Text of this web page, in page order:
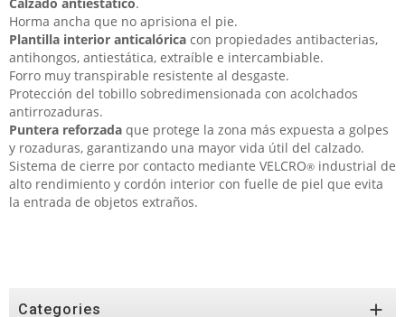
Horma ancha que no aprisiona el pie.
Plantilla interior anticalórica con propiedades antibacterias,
antihongos, antiestática, extraíble e intercambiable.
Forro muy transpirable resistente al desgaste.
Protección del tobillo sobredimensionada con acolchados
antirrozaduras.
Puntera reforzada que protege la zona más expuesta a golpes
y rozaduras, garantizando una mayor vida útil del calzado.
Sistema de cierre por contacto mediante VELCRO® industrial de
alto rendimiento y cordón interior con fuelle de piel que evita
la entrada de objetos extraños.
Categories 